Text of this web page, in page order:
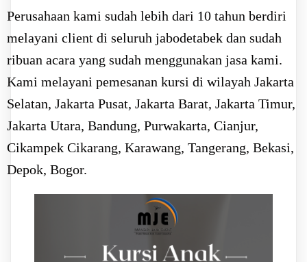
Perusahaan kami sudah lebih dari 10 tahun berdiri
melayani client di seluruh jabodetabek dan sudah
ribuan acara yang sudah menggunakan jasa kami.
Kami melayani pemesanan kursi di wilayah Jakarta
Selatan, Jakarta Pusat, Jakarta Barat, Jakarta Timur,
Jakarta Utara, Bandung, Purwakarta, Cianjur,
Cikampek Cikarang, Karawang, Tangerang, Bekasi,
Depok, Bogor.